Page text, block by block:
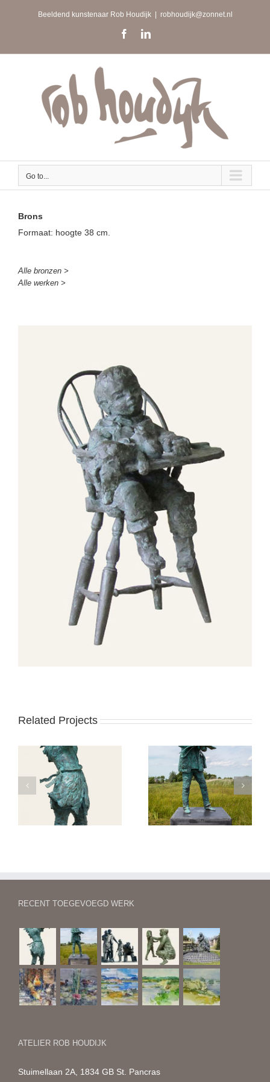
Beeldend kunstenaar Rob Houdijk robhoudijk@zonnet.nl
FacebookLinkedIn
Go to...
Brons
Formaat: hoogte 38 cm.
Alle bronzen >
Alle werken >
Related Projects
Jongkind
Begroeting bij een
tramhalte
RECENT TOEGEVOEGD WERK
ATELIER ROB HOUDIJK
Stuimellaan 2A, 1834 GB St. Pancras